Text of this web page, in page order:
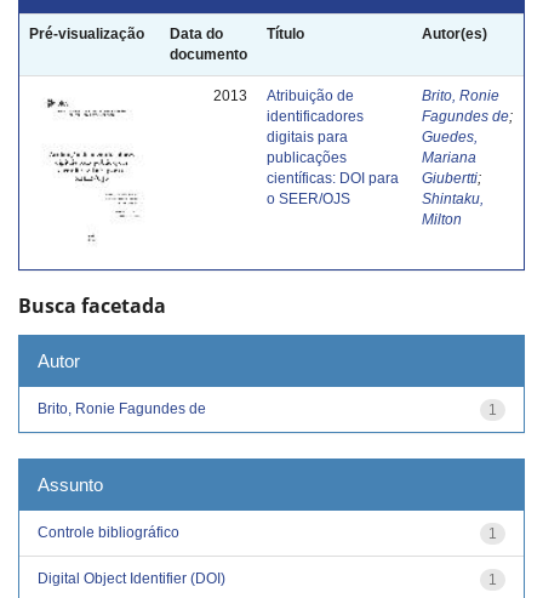
Pré-visualização
Data do
documento
Título Autor(es)
2013
Atribuição de
identificadores
digitais para
publicações
científicas: DOI para
o SEER/OJS
Brito, Ronie
Fagundes de;
Guedes,
Mariana
Giubertti;
Shintaku,
Milton
Busca facetada
Autor
1
Brito, Ronie Fagundes de
Assunto
1
Controle bibliográfico
1
Digital Object Identifier (DOI)